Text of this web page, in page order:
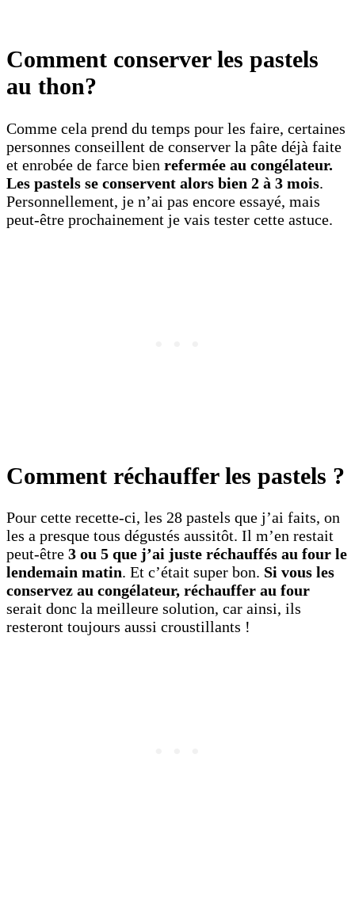
Comment conserver les pastels
au thon?
Comme cela prend du temps pour les faire, certaines
personnes conseillent de conserver la pâte déjà faite
et enrobée de farce bien refermée au congélateur.
Les pastels se conservent alors bien 2 à 3 mois.
Personnellement, je n’ai pas encore essayé, mais
peut-être prochainement je vais tester cette astuce.
Comment réchauffer les pastels ?
Pour cette recette-ci, les 28 pastels que j’ai faits, on
les a presque tous dégustés aussitôt. Il m’en restait
peut-être 3 ou 5 que j’ai juste réchauffés au four le
lendemain matin. Et c’était super bon. Si vous les
conservez au congélateur, réchauffer au four
serait donc la meilleure solution, car ainsi, ils
resteront toujours aussi croustillants !